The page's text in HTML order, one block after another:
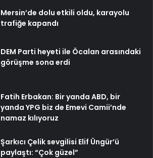
Mersin’de dolu etkili oldu, karayolu
trafiğe kapandı
DEM Parti heyeti ile Öcalan arasındaki
görüşme sona erdi
Fatih Erbakan: Bir yanda ABD, bir
yanda YPG biz de Emevi Camii’nde
namaz kılıyoruz
Şarkıcı Çelik sevgilisi Elif Üngür’ü
paylaştı: “Çok güzel”